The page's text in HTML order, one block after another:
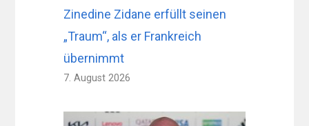
Zinedine Zidane erfüllt seinen
„Traum“, als er Frankreich
übernimmt
7. August 2026